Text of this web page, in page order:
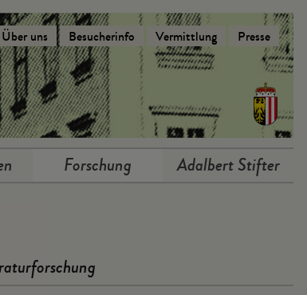
Über das Stifterhaus
Über uns Besucherinfo Vermittlung Presse
Forschung Adalbert Stifter